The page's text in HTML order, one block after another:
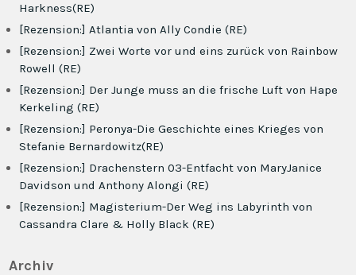
Harkness(RE)
[Rezension:] Atlantia von Ally Condie (RE)
[Rezension:] Zwei Worte vor und eins zurück von Rainbow
Rowell (RE)
[Rezension:] Der Junge muss an die frische Luft von Hape
Kerkeling (RE)
[Rezension:] Peronya-Die Geschichte eines Krieges von
Stefanie Bernardowitz(RE)
[Rezension:] Drachenstern 03-Entfacht von MaryJanice
Davidson und Anthony Alongi (RE)
[Rezension:] Magisterium-Der Weg ins Labyrinth von
Cassandra Clare & Holly Black (RE)
Archiv